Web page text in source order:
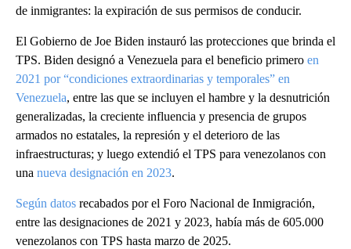
de inmigrantes: la expiración de sus permisos de conducir.
El Gobierno de Joe Biden instauró las protecciones que brinda el
TPS. Biden designó a Venezuela para el beneficio primero en
2021 por “condiciones extraordinarias y temporales” en
Venezuela, entre las que se incluyen el hambre y la desnutrición
generalizadas, la creciente influencia y presencia de grupos
armados no estatales, la represión y el deterioro de las
infraestructuras; y luego extendió el TPS para venezolanos con
una nueva designación en 2023.
Según datos recabados por el Foro Nacional de Inmigración,
entre las designaciones de 2021 y 2023, había más de 605.000
venezolanos con TPS hasta marzo de 2025.